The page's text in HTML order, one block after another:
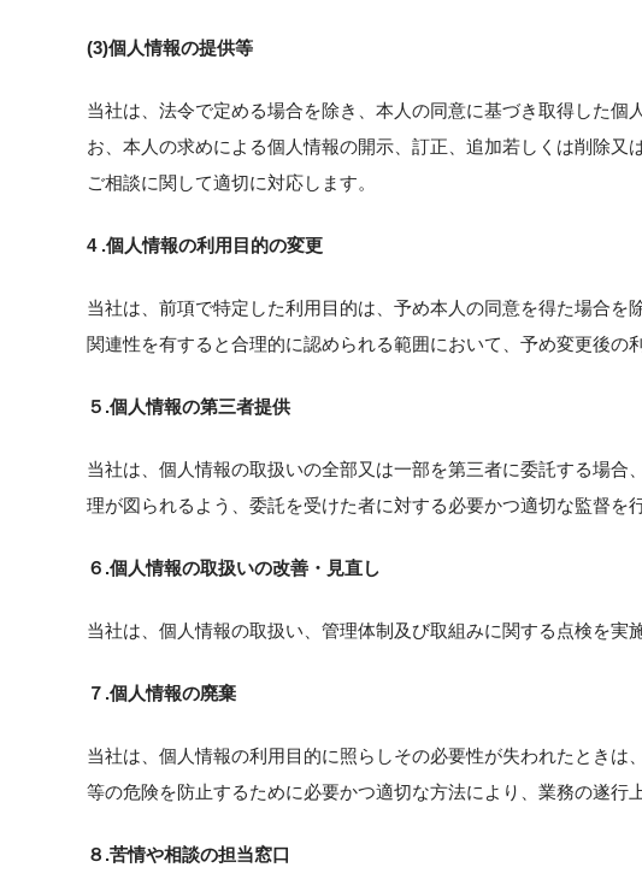
(3)個人情報の提供等
当社は、法令で定める場合を除き、本人の同意に基づき取得した
お、本人の求めによる個人情報の開示、訂正、追加若しくは削除又
ご相談に関して適切に対応します。
4 .個人情報の利用目的の変更
当社は、前項で特定した利用目的は、予め本人の同意を得た場合
関連性を有すると合理的に認められる範囲において、予め変更後の
５.個人情報の第三者提供
当社は、個人情報の取扱いの全部又は一部を第三者に委託する場
理が図られるよう、委託を受けた者に対する必要かつ適切な監督を
６.個人情報の取扱いの改善・見直し
当社は、個人情報の取扱い、管理体制及び取組みに関する点検を実
７.個人情報の廃棄
当社は、個人情報の利用目的に照らしその必要性が失われたとき
等の危険を防止するために必要かつ適切な方法により、業務の遂行
８.苦情や相談の担当窓口